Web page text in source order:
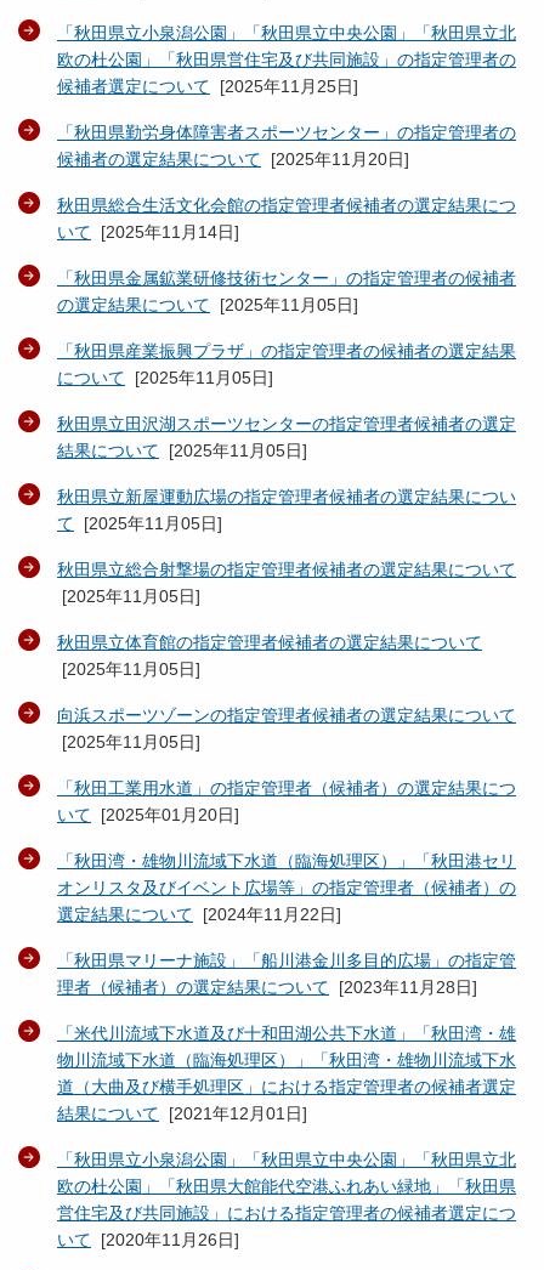
「秋田県立小泉潟公園」「秋田県立中央公園」「秋田県立北
欧の杜公園」「秋田県営住宅及び共同施設」の指定管理者の
候補者選定について [2025年11月25日]
「秋田県勤労身体障害者スポーツセンター」の指定管理者の
候補者の選定結果について [2025年11月20日]
秋田県総合生活文化会館の指定管理者候補者の選定結果につ
いて [2025年11月14日]
「秋田県金属鉱業研修技術センター」の指定管理者の候補者
の選定結果について [2025年11月05日]
「秋田県産業振興プラザ」の指定管理者の候補者の選定結果
について [2025年11月05日]
秋田県立田沢湖スポーツセンターの指定管理者候補者の選定
結果について [2025年11月05日]
秋田県立新屋運動広場の指定管理者候補者の選定結果につい
て [2025年11月05日]
秋田県立総合射撃場の指定管理者候補者の選定結果について
[2025年11月05日]
秋田県立体育館の指定管理者候補者の選定結果について
[2025年11月05日]
向浜スポーツゾーンの指定管理者候補者の選定結果について
[2025年11月05日]
「秋田工業用水道」の指定管理者（候補者）の選定結果につ
いて [2025年01月20日]
「秋田湾・雄物川流域下水道（臨海処理区）」「秋田港セリ
オンリスタ及びイベント広場等」の指定管理者（候補者）の
選定結果について [2024年11月22日]
「秋田県マリーナ施設」「船川港金川多目的広場」の指定管
理者（候補者）の選定結果について [2023年11月28日]
「米代川流域下水道及び十和田湖公共下水道」「秋田湾・雄
物川流域下水道（臨海処理区）」「秋田湾・雄物川流域下水
道（大曲及び横手処理区」における指定管理者の候補者選定
結果について [2021年12月01日]
「秋田県立小泉潟公園」「秋田県立中央公園」「秋田県立北
欧の杜公園」「秋田県大館能代空港ふれあい緑地」「秋田県
営住宅及び共同施設」における指定管理者の候補者選定につ
いて [2020年11月26日]